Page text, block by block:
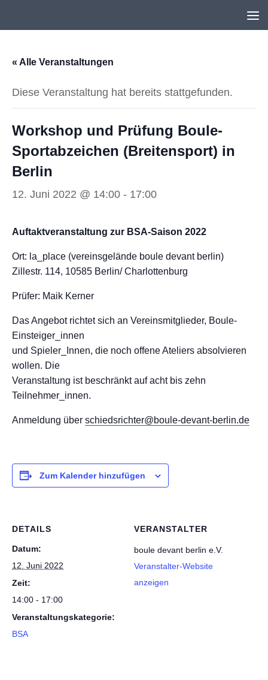
« Alle Veranstaltungen
Diese Veranstaltung hat bereits stattgefunden.
Workshop und Prüfung Boule-
Sportabzeichen (Breitensport) in
Berlin
12. Juni 2022 @ 14:00 - 17:00
Auftaktveranstaltung zur BSA-Saison 2022
Ort: la_place (vereinsgelände boule devant berlin)
Zillestr. 114, 10585 Berlin/ Charlottenburg
Prüfer: Maik Kerner
Das Angebot richtet sich an Vereinsmitglieder, Boule-
Einsteiger_innen
und Spieler_Innen, die noch offene Ateliers absolvieren
wollen. Die
Veranstaltung ist beschränkt auf acht bis zehn
Teilnehmer_innen.
Anmeldung über schiedsrichter@boule-devant-berlin.de
Zum Kalender hinzufügen
DETAILS
Datum:
12. Juni 2022
Zeit:
14:00 - 17:00
Veranstaltungskategorie:
BSA
VERANSTALTER
boule devant berlin e.V.
Veranstalter-Website
anzeigen